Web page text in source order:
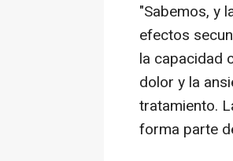
"Sabemos, y
efectos
la capacidad
dolor y la
tratamiento.
forma parte